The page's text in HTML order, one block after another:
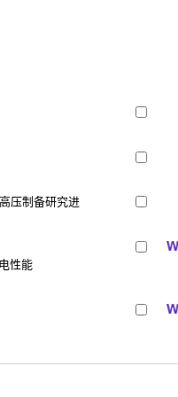
压制备研究进
性能